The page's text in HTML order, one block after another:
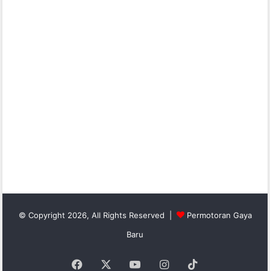
© Copyright 2026, All Rights Reserved |
Permotoran Gaya
Baru
Facebook YouTubeInstagram